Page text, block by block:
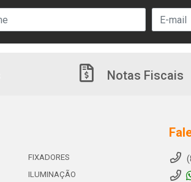
Notas Fiscais
FIXADORES
ILUMINAÇÃO